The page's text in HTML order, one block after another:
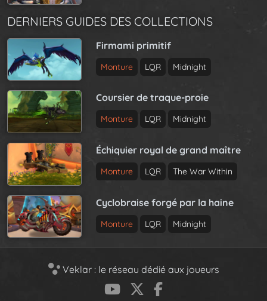
DERNIERS GUIDES DES COLLECTIONS
Firmami primitif
Monture LQR Midnight
Coursier de traque-proie
Monture LQR Midnight
Échiquier royal de grand maître
Monture LQR The War Within
Cyclobraise forgé par la haine
Monture LQR Midnight
Veklar : le réseau dédié aux joueurs